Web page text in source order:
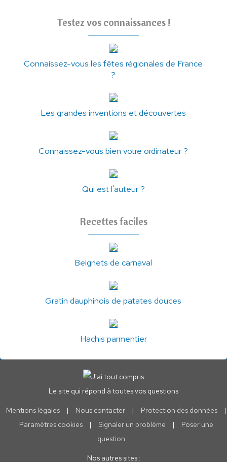
Testez vos connaissances !
Connaissez-vous les fêtes régionales de France
?
Les grandes inventions et découvertes
Connaissez-vous bien votre ordinateur ?
Qui est l'auteur ?
Recettes faciles
Beignets de carnaval
Gratin dauphinois de patates douces
Hachis parmentier
Le site qui répond à toutes vos questions
Mentions légales | Nous contacter | Protection des données
|
Paramètres cookies
| Signaler un problème |
Poser une
question
Nos autres sites :